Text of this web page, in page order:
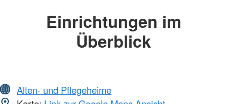
Einrichtungen im
Überblick
Alten- und Pflegeheime